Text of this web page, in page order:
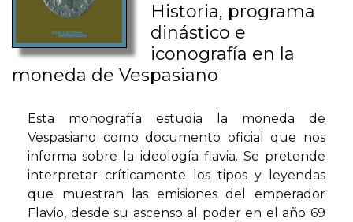
Historia, programa
dinástico e
iconografía en la
moneda de Vespasiano
Esta monografía estudia la moneda de
Vespasiano como documento oficial que nos
informa sobre la ideología flavia. Se pretende
interpretar críticamente los tipos y leyendas
que muestran las emisiones del emperador
Flavio, desde su ascenso al poder en el año 69